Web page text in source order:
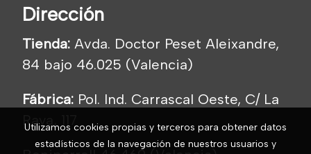
Dirección
Tienda: Avda. Doctor Peset Aleixandre,
84 bajo 46.025 (Valencia)
Fábrica: Pol. Ind. Carrascal Oeste, C/ La
Raya, 117
Utilizamos cookies propias y terceros para obtener datos
estadísticos de la navegación de nuestros usuarios y